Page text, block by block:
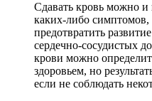
Сдавать кровь можно
каких-либо
предотвратить
сердечно-сосудистых
крови можно
здоровьем, но
если не соблюдать